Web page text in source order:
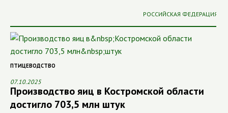
РОССИЙСКАЯ ФЕДЕРАЦИЯ
ПТИЦЕВОДСТВО
07.10.2025
Производство яиц в Костромской области
достигло 703,5 млн штук